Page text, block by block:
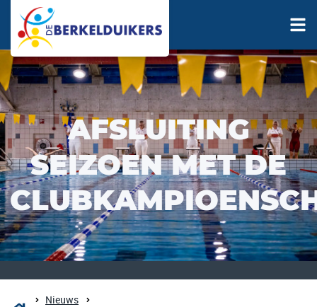
AFSLUITING
SEIZOEN MET DE
Nieuws